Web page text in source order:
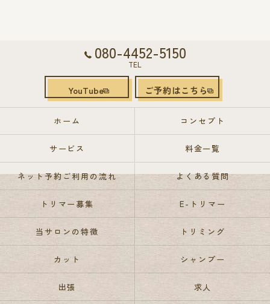
080-4452-5150
TEL
YouTube ご予約はこちら
ホーム コンセプト
サービス 料金一覧
ネット予約ご利用の流れ よくある質問
トリマー募集 E-トリマー
当サロンの特徴 トリミング
カット シャンプー
出張 求人